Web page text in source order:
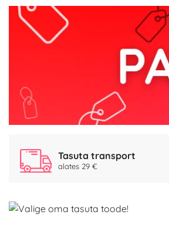
Tasuta transport
alates 29 €